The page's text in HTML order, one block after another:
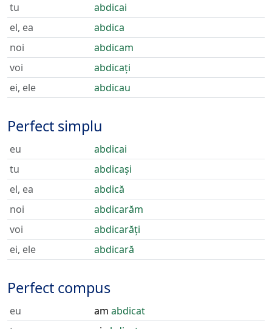
tu
abdicai
el, ea
abdica
noi
abdicam
voi
abdicați
ei, ele
abdicau
Perfect simplu
eu
abdicai
tu
abdicași
el, ea
abdică
noi
abdicarăm
voi
abdicarăți
ei, ele
abdicară
Perfect compus
eu am abdicat